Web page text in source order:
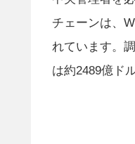
チェーンは、
れています。
は約2489億ド